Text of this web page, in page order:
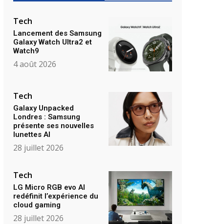
Tech
Lancement des Samsung
Galaxy Watch Ultra2 et
Watch9
4 août 2026
Tech
Galaxy Unpacked
Londres : Samsung
présente ses nouvelles
lunettes AI
28 juillet 2026
Tech
LG Micro RGB evo AI
redéfinit l’expérience du
cloud gaming
28 juillet 2026